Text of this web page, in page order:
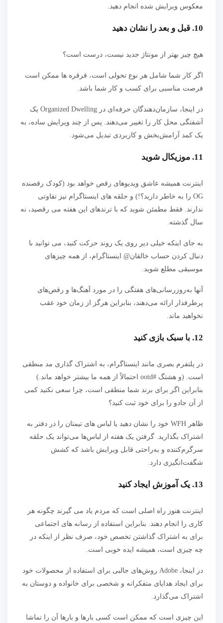
معکوس ویرایش شده انجام دهید.
10. قبل و بعد را نشان دهید
هیچ چیز بهتر از مونتاژ جدید نیست، درست است؟
اگر کار شما شامل هر نوع تحولی است، قرقره ها ممکن است
فرصت مناسبی برای کسب و کار شما باشد.
در اینجا، سازمان‌دهندگان حرفه‌ای در Organized Dwelling یک
آشفتگی محل کار را تغییر می‌دهند. پس از چند ویرایش ساده، به
یک کمد آرامش‌بخش و کاربردی تبدیل می‌شود.
11. موزیکال شوید
اینترنت همیشه عاشق ویدیوهای رقص خواهد بود (کودک رقصنده
OG را به خاطر دارید؟!) و حلقه های اینستاگرام نیز تفاوتی
ندارند. فقط مطمئن شوید که با ترندهای این هفته می رقصید، نه
سال گذشته.
به جای اینکه خیلی دیر روی یک روند حرکت کنید، می توانید با
دنبال کردن حساب خالقان@ اینستاگرام، از همه چیزهای
موسیقی مطلع شوید.
آنها به‌روزرسانی‌های هفتگی را در مورد آهنگ‌ها و رقص‌های
پرطرفدار ارائه می‌دهند، بنابراین هرگز از زمان خود عقب
نخواهید ماند.
12. با سبک بازی کنید
در پلتفرم بصری مانند اینستاگرام، به اشتراک گذاری مد منطقی
است. (و هشتگ #ootd احتمالاً از همه ما بیشتر خواهد ماند.)
بنابراین اگر برای برند شما منطقی است، چرا سعی نکنید کمی
از آن جادو را برای خود ثبت کنید؟
ظاهر WFH خود را نشان دهید یا لباس های تیمتان را در دفتر به
اشتراک بگذارید. گرفتن یک هفته از لباس‌ها می‌تواند یک حلقه
سرگرم‌کننده و به‌راحتی قابل ویرایش باشد که کشش
شگفت‌انگیزی دارد.
13. یک آموزش ایجاد کنید
اینترنت هنوز راه اصلی است که مردم یاد می گیرند چگونه هر
کاری را انجام دهند. بنابراین استفاده از رسانه های اجتماعی
برای به اشتراک گذاشتن تخصص خود، صرف نظر از اینکه در
چه چیزی است، همیشه ایده خوبی است.
در اینجا، Adobe روش‌های جالبی برای استفاده از محصولات خود
برای ایجاد هدایای متفکرانه و شخصی برای خانواده و دوستان به
اشتراک می‌گذارد.
این چیزی است که ممکن است کسی بارها و بارها آن را تماشا